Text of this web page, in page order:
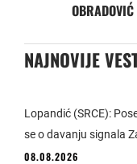
NAJNOVIJE
Lopandić (SRCE):
se o davanju signala
08.08.2026